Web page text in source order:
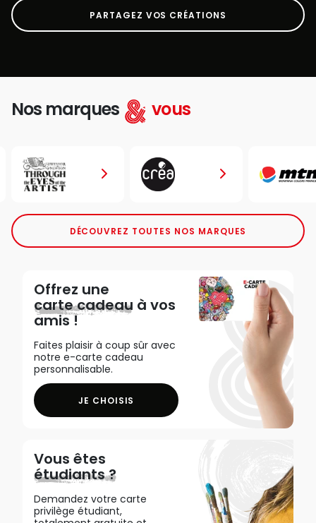
PARTAGEZ VOS CRÉATIONS
Nos marques vous
DÉCOUVREZ TOUTES NOS MARQUES
Offrez une
carte cadeau à vos
amis !
Faites plaisir à coup sûr avec
notre e-carte cadeau
personnalisable.
JE CHOISIS
Vous êtes
étudiants ?
Demandez votre carte
privilège étudiant,